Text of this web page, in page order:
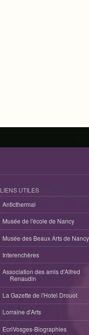
LIENS UTILES
Anticthermal
Musée de l'école de Nancy
Musée des Beaux Arts de Nancy
Interenchères
Association des amis d'Alfred
Renaudin
La Gazette de l'Hotel Drouot
Lorraine d'Arts
EcriVosges-Biographies